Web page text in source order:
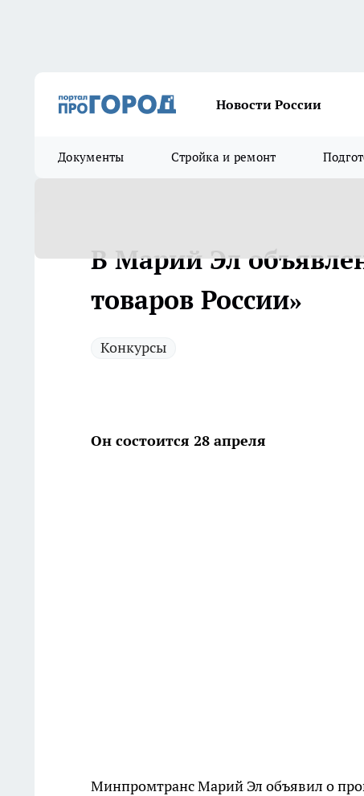
Новости России
Документы Стройка и ремонт
В Марий Эл
товаров России»
Конкурсы
Он состоится 28 апреля
Минпромтранс Марий Эл объявил о